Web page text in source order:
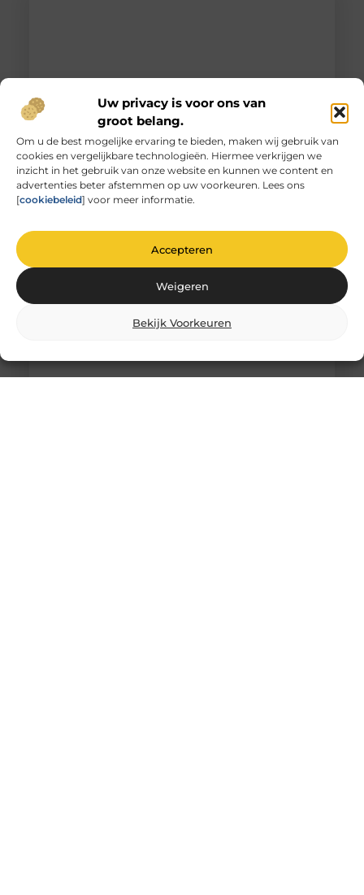
Uw privacy is voor ons van
groot belang.
Om u de best mogelijke ervaring te bieden, maken wij gebruik van
cookies en vergelijkbare technologieën. Hiermee verkrijgen we
inzicht in het gebruik van onze website en kunnen we content en
advertenties beter afstemmen op uw voorkeuren. Lees ons
[cookiebeleid] voor meer informatie.
Accepteren
Weigeren
Bekijk Voorkeuren
Unieke herinneringen vervat in gegraveerd
glas
De magie van glas graveren Heb je ooit
stilgestaan bij de magie van glas graveren? Het is